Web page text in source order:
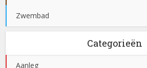
Zwembad
Categorieën
Aanleg